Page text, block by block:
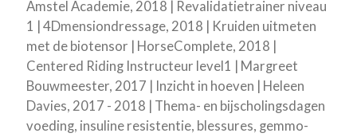
Amstel Academie, 2018 | Revalidatietrainer niveau
1 | 4Dmensiondressage, 2018 | Kruiden uitmeten
met de biotensor | HorseComplete, 2018 |
Centered Riding Instructeur level1 | Margreet
Bouwmeester, 2017 | Inzicht in hoeven | Heleen
Davies, 2017 - 2018 | Thema- en bijscholingsdagen
voeding, insuline resistentie, blessures, gemmo-